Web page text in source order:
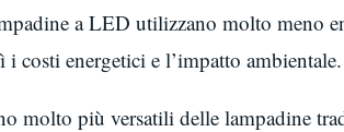
a LED utilizzano molto meno
costi energetici e l’impatto ambientale.
molto più versatili delle lampadine